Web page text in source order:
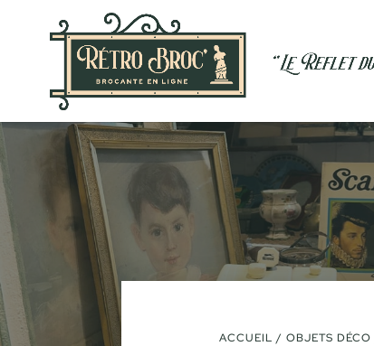
VENDU
ACCUEIL / OBJETS DÉCO